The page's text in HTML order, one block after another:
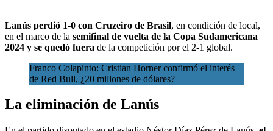
Lanús perdió 1-0 con Cruzeiro de Brasil, en condición de local,
en el marco de la semifinal de vuelta de la Copa Sudamericana
2024 y se quedó fuera de la competición por el 2-1 global.
Franco Colapinto: Cristian Horner confirmó el interés
de Red Bull, ¿20 millones de dólares?
La eliminación de Lanús